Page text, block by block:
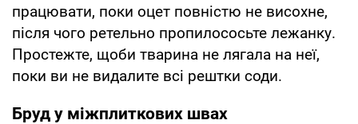
працювати, поки оцет повністю не висохне,
після чого ретельно пропилососьте лежанку.
Простежте, щоби тварина не лягала на неї,
поки ви не видалите всі рештки соди.
Бруд у міжплиткових швах